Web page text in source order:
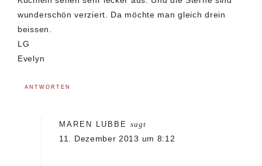
wunderschön verziert. Da möchte man gleich drein
beissen.
LG
Evelyn
ANTWORTEN
MAREN LUBBE sagt
11. Dezember 2013 um 8:12